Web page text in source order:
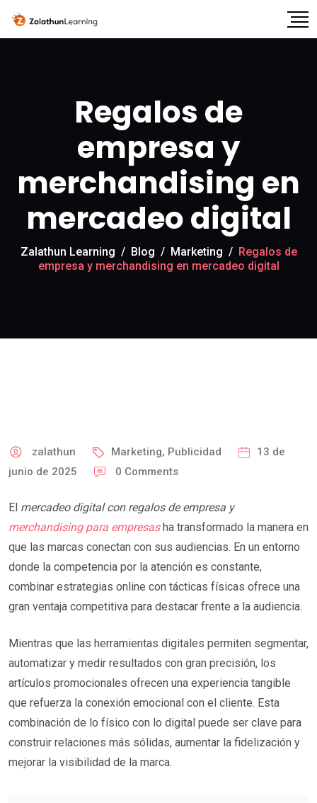
Regalos de
empresa y
merchandising en
mercadeo digital
Zalathun Learning / Blog / Marketing / Regalos de
empresa y merchandising en mercadeo digital
zalathun Marketing, Publicidad
13 de
junio de 2025
0 Comments
El mercadeo digital con regalos de empresa y
merchandising para empresasha transformado la manera en
que las marcas conectan con sus audiencias. En un entorno
donde la competencia por la atención es constante,
combinar estrategias online con tácticas físicas ofrece una
gran ventaja competitiva para destacar frente a la audiencia.
Mientras que las herramientas digitales permiten segmentar,
automatizar y medir resultados con gran precisión, los
artículos promocionales ofrecen una experiencia tangible
que refuerza la conexión emocional con el cliente. Esta
combinación de lo físico con lo digital puede ser clave para
construir relaciones más sólidas, aumentar la fidelización y
mejorar la visibilidad de la marca.